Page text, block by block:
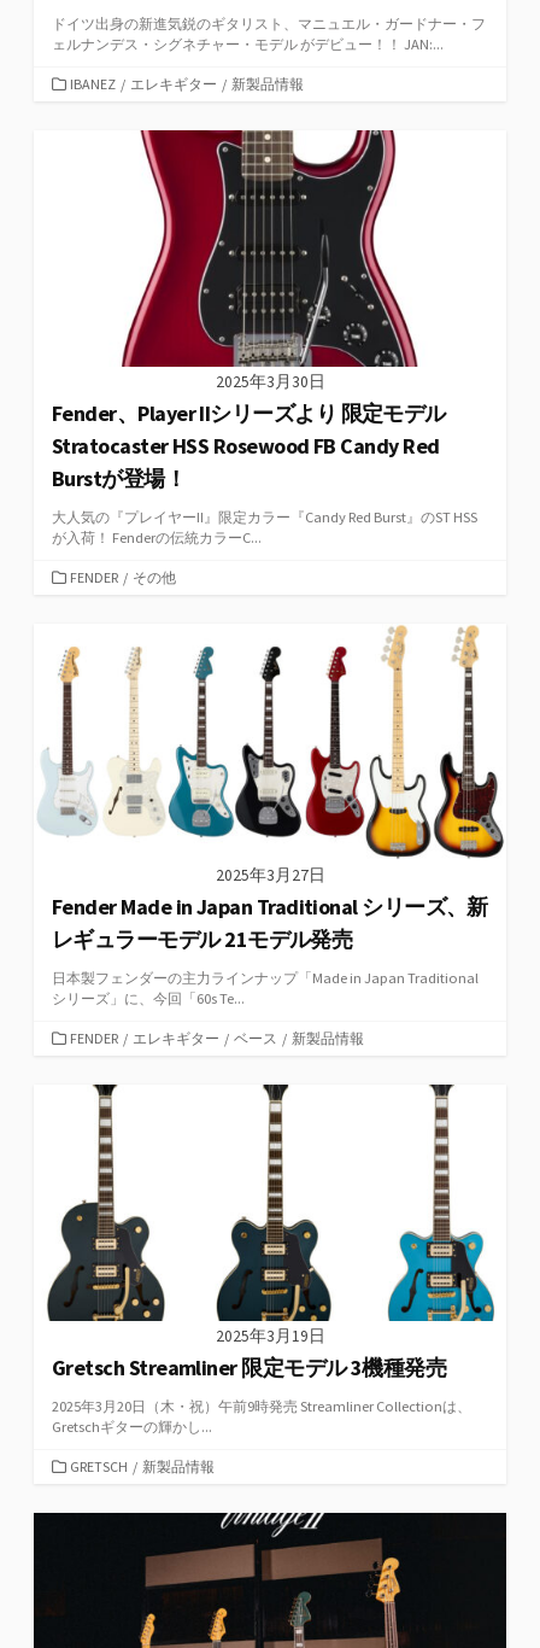
ドイツ出身の新進気鋭のギタリスト、マニュエル・ガードナー・フ
ェルナンデス・シグネチャー・モデル がデビュー！！ JAN:...
カIBANEZ / エレキギター / 新製品情報
2025年3月30日
Fender、Player IIシリーズより 限定モデル
Stratocaster HSS Rosewood FB Candy Red
Burstが登場！
大人気の『プレイヤーII』限定カラー『Candy Red Burst』のST HSS
が入荷！ Fenderの伝統カラーC...
カ
リ
ー
FENDER / その他
2025年3月27日
Fender Made in Japan Traditional シリーズ、新
レギュラーモデル 21モデル発売
日本製フェンダーの主力ラインナップ「Made in Japan Traditional
シリーズ」に、今回「60s Te...
カFENDER / エレキギター / ベース / 新製品情報
2025年3月19日
Gretsch Streamliner 限定モデル 3機種発売
2025年3月20日（木・祝）午前9時発売 Streamliner Collectionは、
Gretschギターの輝かし...
カ
ゴ
GRETSCH / 新製品情報